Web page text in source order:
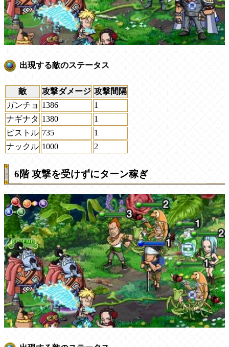
出現する敵のステータス
敵 攻撃ダメージ 攻撃間隔
ガンチョ 1386
1
ナギナタ 1380
1
ピストル 735
1
ナックル 1000 2
6階 攻撃を受けずにターン稼ぎ